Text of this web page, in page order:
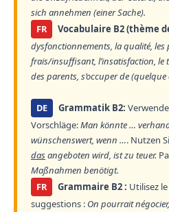
sich annehmen (einer Sache).
FR
Vocabulaire B2 (thème
dysfonctionnements, la qualité, les
frais/insuffisant, l’insatisfaction, le
des parents, s’occuper de (quelque
DE Grammatik B2:
Vorschläge:Man könnte …
wünschenswert, wenn …. Nutzen
dasangeboten wird, ist zu teuer.
Maßnahmen benötigt.
FR
Grammaire B2 : Utilisez
suggestions : On pourrait